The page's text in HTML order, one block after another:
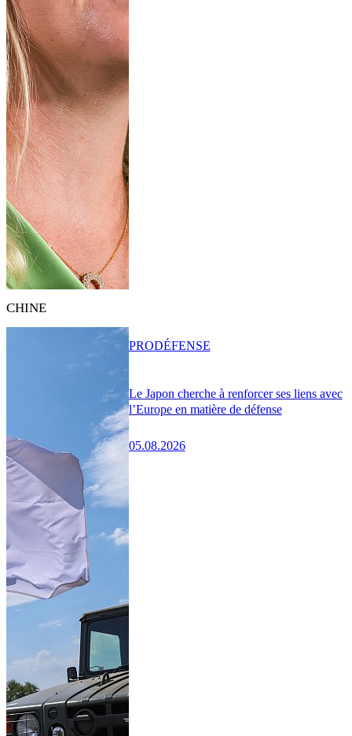
CHINE
Le Japon cherche à renforcer ses liens avec
l’Europe en matière de défense
05.08.2026
PRODÉFENSE